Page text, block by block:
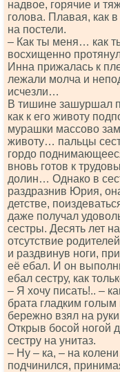
надвое, горячие и
голова. Плавая, как
на постели.
– Как ты меня… как
восхищенно
Инна прижалась к
лежали молча и
исчезли…
В тишине зашуршал
как к его животу
мурашки массово
животу… пальцы
гордо
вновь готов к
долин… Однако в
раздразнив Юрия,
детстве,
даже получал
сестры. Десять лет
отсутствие
и раздвинув ноги,
её ебал. И он
ебал сестру, как
– Я хочу писать!.. –
брата гладким
бережно взял на
Открыв босой ногой
сестру на унитаз.
– Ну – ка, – на
подчинился,